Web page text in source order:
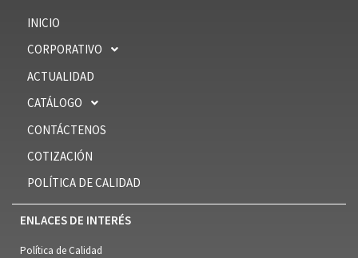
INICIO
CORPORATIVO
ACTUALIDAD
CATÁLOGO
CONTÁCTENOS
COTIZACIÓN
POLÍTICA DE CALIDAD
ENLACES DE INTERÉS
Política de Calidad